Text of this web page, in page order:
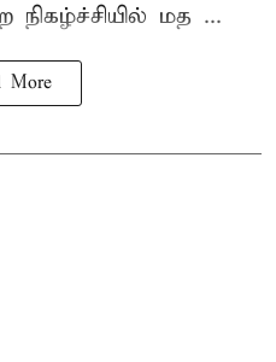
மத ...
More